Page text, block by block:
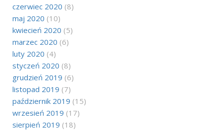
czerwiec 2020 (8)
maj 2020 (10)
kwiecień 2020 (5)
marzec 2020 (6)
luty 2020 (4)
styczeń 2020 (8)
grudzień 2019 (6)
listopad 2019 (7)
październik 2019 (15)
wrzesień 2019 (17)
sierpień 2019 (18)